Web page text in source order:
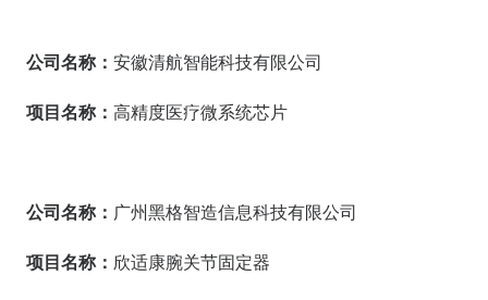
公司名称： 安徽清航智能科技有限公司
项目名称： 高精度医疗微系统芯片
公司名称： 广州黑格智造信息科技有限公司
项目名称： 欣适康腕关节固定器